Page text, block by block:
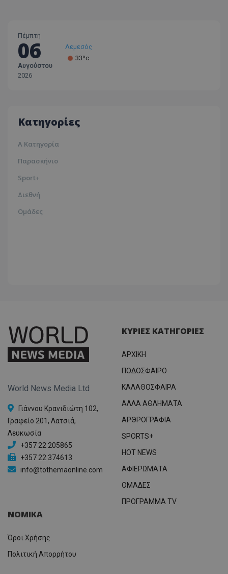
Πέμπτη
06
Αυγούστου
2026
Λεμεσός
33ºc
Κατηγορίες
Α Κατηγορία
Παρασκήνιο
Sport+
Διεθνή
Ομάδες
World News Media Ltd
Γιάννου Κρανιδιώτη 102,
Γραφείο 201, Λατσιά,
Λευκωσία
+357 22 205865
+357 22 374613
info@tothemaonline.com
ΚΥΡΙΕΣ ΚΑΤΗΓΟΡΙΕΣ
ΑΡΧΙΚΗ
ΠΟΔΟΣΦΑΙΡΟ
ΚΑΛΑΘΟΣΦΑΙΡΑ
ΑΛΛΑ ΑΘΛΗΜΑΤΑ
ΑΡΘΡΟΓΡΑΦΙΑ
SPORTS+
HOT NEWS
ΑΦΙΕΡΩΜΑΤΑ
ΟΜΑΔΕΣ
ΠΡΟΓΡΑΜΜΑ TV
ΝΟΜΙΚΑ
Όροι Χρήσης
Πολιτική Απορρήτου